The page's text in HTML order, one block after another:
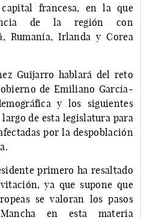
francesa, en la que
de la región con
Rumanía, Irlanda y Corea
Guijarro hablará del reto
de Emiliano García-
y los siguientes
de esta legislatura para
por la despoblación
primero ha resaltado
ya que supone que
se valoran los pasos
en esta materia